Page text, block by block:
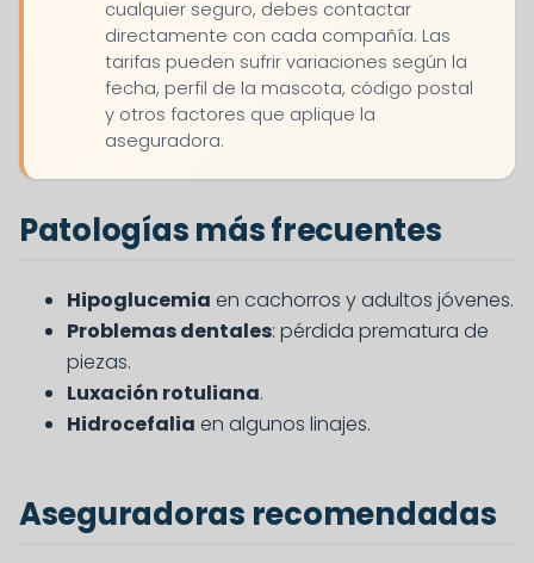
cualquier seguro, debes contactar
directamente con cada compañía. Las
tarifas pueden sufrir variaciones según la
fecha, perfil de la mascota, código postal
y otros factores que aplique la
aseguradora.
Patologías más frecuentes
Hipoglucemia en cachorros y adultos jóvenes.
Problemas dentales: pérdida prematura de
piezas.
Luxación rotuliana.
Hidrocefalia en algunos linajes.
Aseguradoras recomendadas